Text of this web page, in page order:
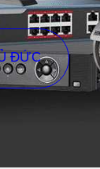
ĐỨC